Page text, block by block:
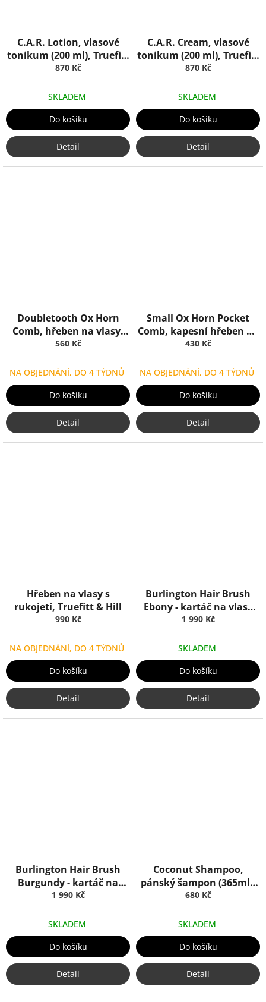
C.A.R. Lotion, vlasové
tonikum (200 ml), Truefitt
& Hill
870 Kč
SKLADEM
Do košíku
Detail
C.A.R. Cream, vlasové
tonikum (200 ml), Truefitt
& Hill
870 Kč
SKLADEM
Do košíku
Detail
Doubletooth Ox Horn
Comb, hřeben na vlasy,
Truefitt & Hill
560 Kč
NA OBJEDNÁNÍ, DO 4 TÝDNŮ
Do košíku
Detail
Small Ox Horn Pocket
Comb, kapesní hřeben na
vlasy, Truefitt & Hill
430 Kč
NA OBJEDNÁNÍ, DO 4 TÝDNŮ
Do košíku
Detail
Hřeben na vlasy s
rukojetí, Truefitt & Hill
990 Kč
NA OBJEDNÁNÍ, DO 4 TÝDNŮ
Do košíku
Detail
Burlington Hair Brush
Ebony - kartáč na vlasy
(černý), Truefitt & Hill
1 990 Kč
SKLADEM
Do košíku
Detail
Burlington Hair Brush
Burgundy - kartáč na
vlasy (vínový), Truefitt &
1 990 Kč
SKLADEM
Do košíku
Detail
Coconut Shampoo,
pánský šampon (365ml),
Truefitt & Hill
680 Kč
SKLADEM
Do košíku
Detail